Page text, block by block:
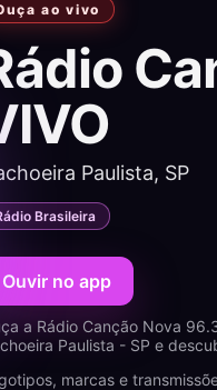
ao vivo
Paulista, SP
Brasileira
Ouvir no app
a Rádio Canção Nova
Paulista - SP e
marcas e